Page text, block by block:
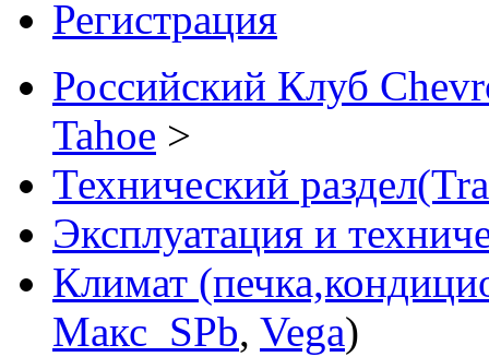
Регистрация
Российский Клуб
Tahoe >
Технический
Эксплуатация и
Климат
Макс_SPb, Vega)